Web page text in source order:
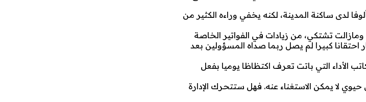
لدى ساكنة المدينة، لكنه يخفي وراءه الكثير من
تشتكي، من زيادات في الفواتير الخاصة
كبيرا لم يصل ربما صداه المسؤولين بعد
التي باتت تعرف اكتظاظا يوميا بفعل
لا يمكن الاستغناء عنه. فهل ستتحرك الإدارة